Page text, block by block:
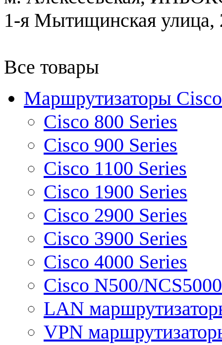
1-я Мытищинская улица,
Все товары
Маршрутизаторы Cisco
Cisco 800 Series
Cisco 900 Series
Cisco 1100 Series
Cisco 1900 Series
Cisco 2900 Series
Cisco 3900 Series
Cisco 4000 Series
Cisco N500/
LAN
VPN